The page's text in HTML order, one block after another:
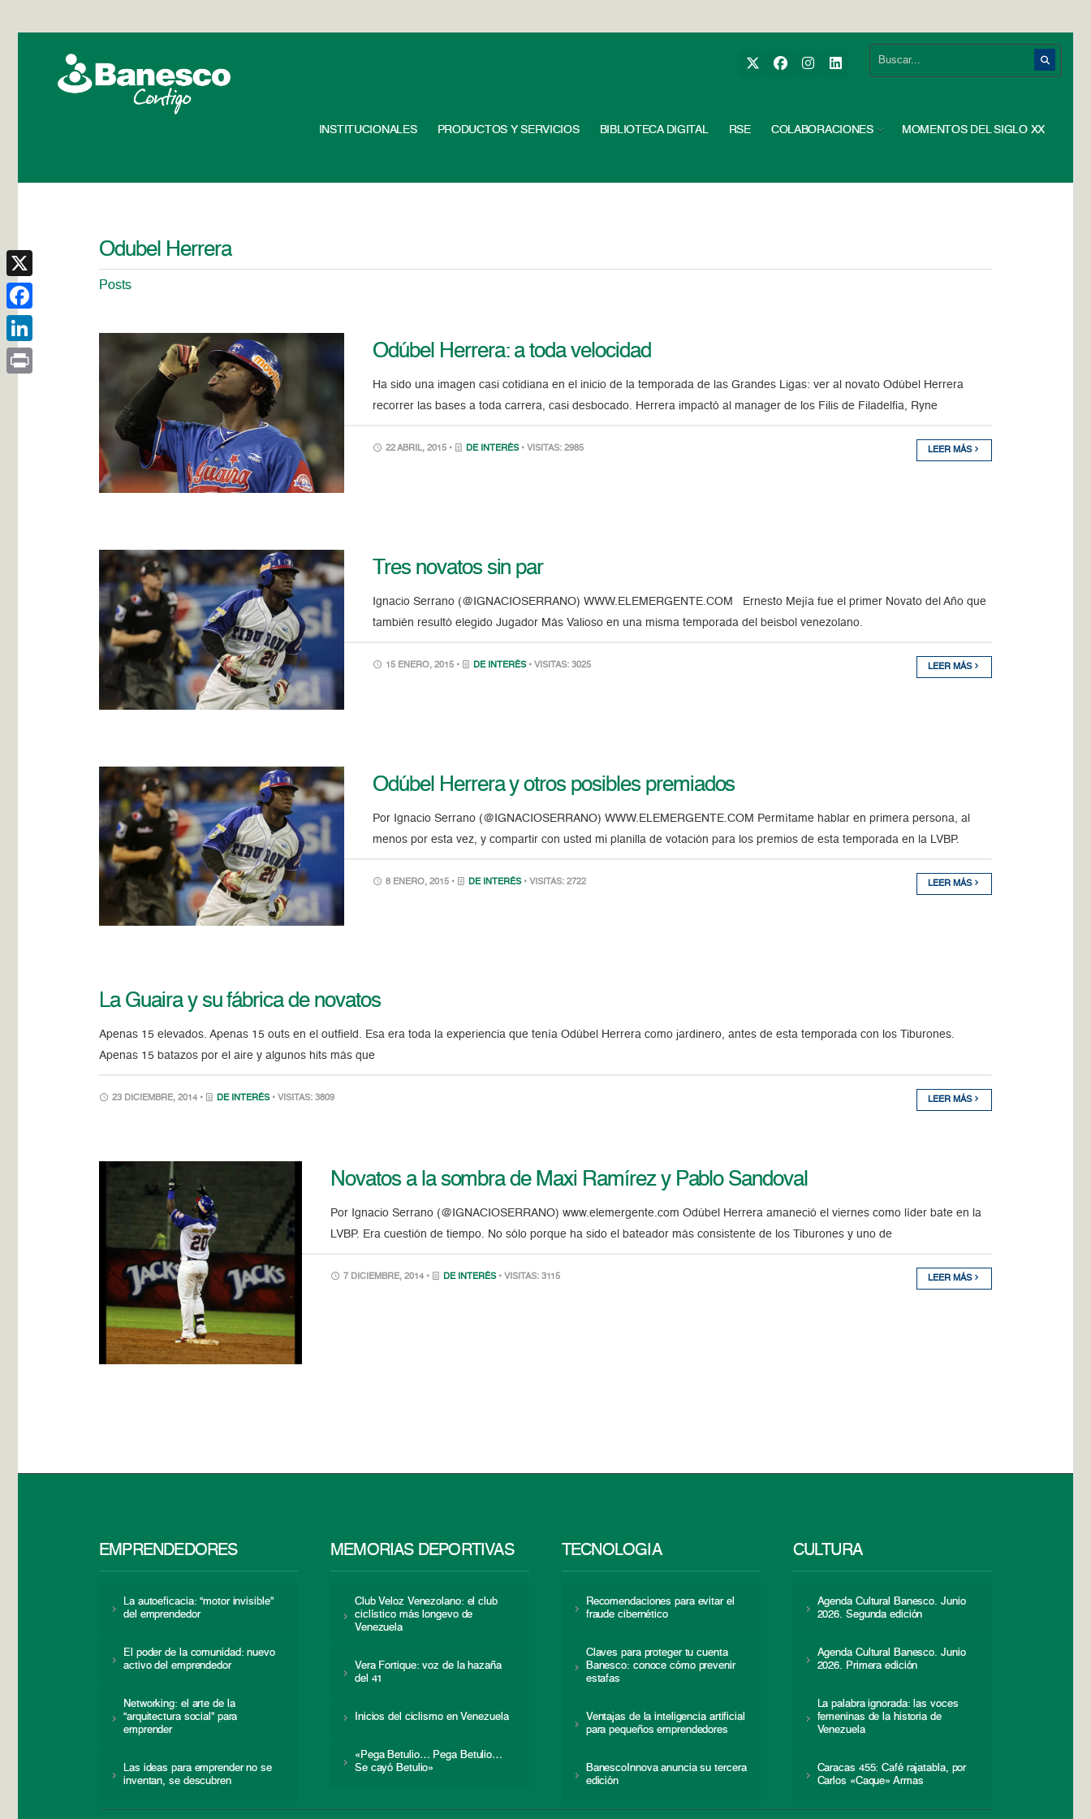
INSTITUCIONALES PRODUCTOS Y SERVICIOS BIBLIOTECA DIGITAL RSE COLABORACIONES MOMENTOS DEL SIGLO XX
Odubel Herrera
Posts
Odúbel Herrera: a toda velocidad
Ha sido una imagen casi cotidiana en el inicio de la temporada de las Grandes Ligas: ver al novato Odúbel Herrera
recorrer las bases a toda carrera, casi desbocado. Herrera impactó al manager de los Filis de Filadelfia, Ryne
22 ABRIL, 2015 • DE INTERÉS • VISITAS: 2985 LEER MÁS
Tres novatos sin par
Ignacio Serrano (@IGNACIOSERRANO) WWW.ELEMERGENTE.COM Ernesto Mejía fue el primer Novato del Año que
también resultó elegido Jugador Más Valioso en una misma temporada del beisbol venezolano.
15 ENERO, 2015 • DE INTERÉS • VISITAS: 3025 LEER MÁS
Odúbel Herrera y otros posibles premiados
Por Ignacio Serrano (@IGNACIOSERRANO) WWW.ELEMERGENTE.COM Permítame hablar en primera persona, al
menos por esta vez, y compartir con usted mi planilla de votación para los premios de esta temporada en la LVBP.
8 ENERO, 2015 • DE INTERÉS • VISITAS: 2722 LEER MÁS
La Guaira y su fábrica de novatos
Apenas 15 elevados. Apenas 15 outs en el outfield. Esa era toda la experiencia que tenía Odúbel Herrera como jardinero, antes de esta temporada con los Tiburones.
Apenas 15 batazos por el aire y algunos hits más que
23 DICIEMBRE, 2014 • DE INTERÉS • VISITAS: 3809 LEER MÁS
Novatos a la sombra de Maxi Ramírez y Pablo Sandoval
Por Ignacio Serrano (@IGNACIOSERRANO) www.elemergente.com Odúbel Herrera amaneció el viernes como líder bate en la
LVBP. Era cuestión de tiempo. No sólo porque ha sido el bateador más consistente de los Tiburones y uno de
7 DICIEMBRE, 2014 • DE INTERÉS • VISITAS: 3115 LEER MÁS
EMPRENDEDORES
La autoeficacia: “motor invisible”
del emprendedor
El poder de la comunidad: nuevo
activo del emprendedor
Networking: el arte de la
“arquitectura social” para
emprender
Las ideas para emprender no se
inventan, se descubren
MEMORIAS DEPORTIVAS
Club Veloz Venezolano: el club
ciclístico más longevo de
Venezuela
Vera Fortique: voz de la hazaña
del 41
Inicios del ciclismo en Venezuela
«Pega Betulio… Pega Betulio…
Se cayó Betulio»
TECNOLOGÍA
Recomendaciones para evitar el
fraude cibernético
Claves para proteger tu cuenta
Banesco: conoce cómo prevenir
estafas
Ventajas de la inteligencia artificial
para pequeños emprendedores
BanescoInnova anuncia su tercera
edición
CULTURA
Agenda Cultural Banesco. Junio
2026. Segunda edición
Agenda Cultural Banesco. Junio
2026. Primera edición
La palabra ignorada: las voces
femeninas de la historia de
Venezuela
Caracas 455: Café rajatabla, por
Carlos «Caque» Armas
X
Facebook
LinkedIn